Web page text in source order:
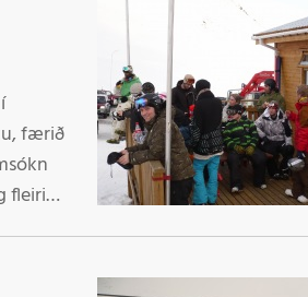
færið
fleiri